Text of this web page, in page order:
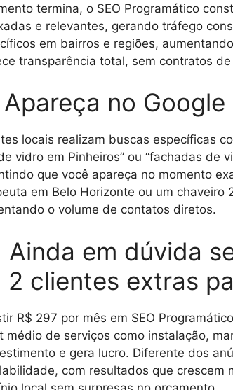
termina, o SEO Programático
e relevantes, gerando tráfego
em bairros e regiões,
transparência total, sem contratos
Apareça no
locais realizam buscas específicas
vidro em Pinheiros” ou “fachadas de
que você apareça no momento
em Belo Horizonte ou um
o volume de contatos diretos.
Ainda em dúvida
2 clientes extras
R$ 297 por mês em SEO
médio de serviços como instalação,
e gera lucro. Diferente dos
com resultados que crescem